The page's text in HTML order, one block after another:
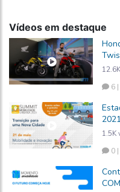
Vídeos em destaque
6
2021
1.5K
0